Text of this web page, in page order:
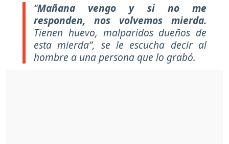
“Mañana vengo y si no me
responden, nos volvemos mierda.
Tienen huevo, malparidos dueños de
esta mierda”, se le escucha decir al
hombre a una persona que lo grabó.